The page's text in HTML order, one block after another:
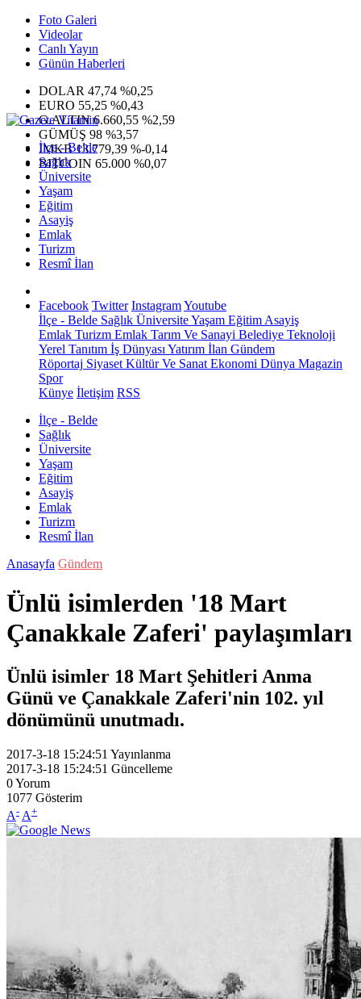
Foto Galeri
Videolar
Canlı Yayın
Günün Haberleri
DOLAR 47,74 %0,25
EURO 55,25 %0,43
G.ALTIN6.660,55 %2,59
GÜMÜŞ 98 %3,57
IMKB13.779,39 %-0,14
BITCOIN 65.000 %0,07
İlçe - Belde
Sağlık
Üniversite
Yaşam
Eğitim
Asayiş
Emlak
Turizm
Resmî İlan
Facebook Twitter InstagramYoutube
İlçe - Belde Sağlık ÜniversiteYaşam Eğitim Asayiş
Emlak Turizm Emlak Tarım Ve Sanayi Belediye Teknoloji
Yerel Tanıtım İş Dünyası Yatırım İlan Gündem
Röportaj Siyaset Kültür Ve Sanat Ekonomi Dünya Magazin
Spor
Künye İletişim RSS
İlçe - Belde
Sağlık
Üniversite
Yaşam
Eğitim
Asayiş
Emlak
Turizm
Resmî İlan
Anasayfa Gündem
Ünlü isimlerden '18 Mart
Çanakkale Zaferi' paylaşımları
Ünlü isimler 18 Mart Şehitleri Anma
Günü ve Çanakkale Zaferi'nin 102. yıl
dönümünü unutmadı.
2017-3-18 15:24:51 Yayınlanma
2017-3-18 15:24:51 Güncelleme
0Yorum
1077 Gösterim
A- A+